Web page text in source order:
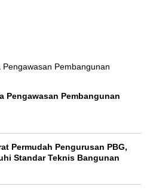
Pengawasan Pembangunan
Permudah Pengurusan PBG,
Standar Teknis Bangunan